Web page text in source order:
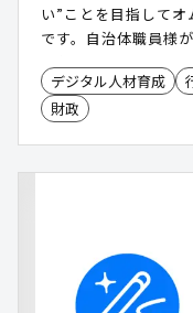
い”ことを目指してオ
です。自治体職員様
動化できるよう、マ
用意。業務効率化・
実現します。
デジタル人材育成
財政